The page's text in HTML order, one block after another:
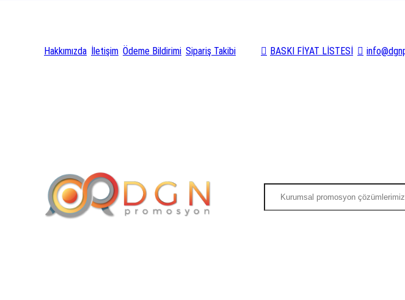
Hakkımızda İletişim Ödeme Bildirimi Sipariş Takibi BASKI FİYAT LİSTESİ